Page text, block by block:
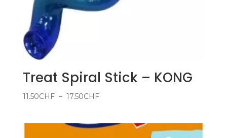
Treat Spiral Stick – KONG
11.50CHF – 17.50CHFPlage
11.50CHF